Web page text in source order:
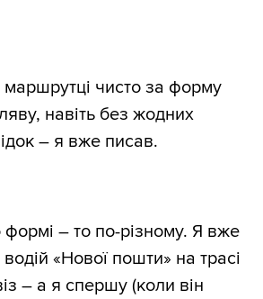
маршрутці чисто за форму
навіть без жодних
– я вже писав.
формі – то по-різному. Я вже
«Нової пошти» на трасі
– а я спершу (коли він